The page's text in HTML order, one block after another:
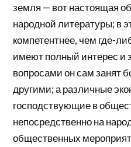
земля — вот настоящая
народной литературы; в
компетентнее, чем где-
имеют полный интерес и
вопросами он сам занят
другими; а различные
господствующие в
непосредственно на
общественных